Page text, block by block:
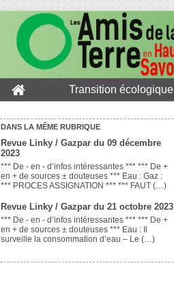
Transition écologique
DANS LA MÊME RUBRIQUE
Revue Linky / Gazpar du 09 décembre
2023
*** De - en - d’infos intéressantes *** *** De +
en + de sources ± douteuses *** Eau : Gaz :
*** PROCES ASSIGNATION *** *** FAUT (…)
Revue Linky / Gazpar du 21 octobre 2023
*** De - en - d’infos intéressantes *** *** De +
en + de sources ± douteuses *** Eau : Il
surveille la consommation d’eau – Le (…)